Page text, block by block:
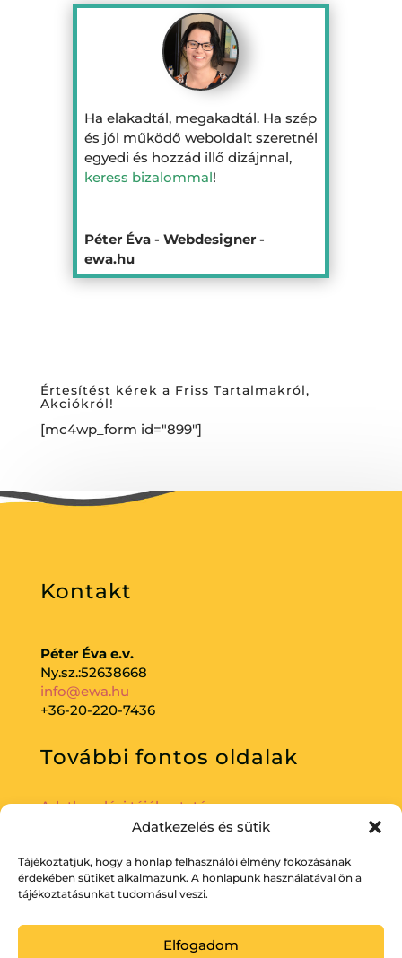
Adatkezelés és sütik
Tájékoztatjuk, hogy a honlap felhasználói élmény fokozásának
érdekében sütiket alkalmazunk. A honlapunk használatával ön a
tájékoztatásunkat tudomásul veszi.
Elfogadom
Ha elakadtál, megakadtál. Ha szép
és jól működő weboldalt szeretnél
egyedi és hozzád illő dizájnnal,
keress bizalommal!
Péter Éva - Webdesigner -
ewa.hu
Értesítést kérek a Friss Tartalmakról,
Akciókról!
[mc4wp_form id="899"]
Kontakt
Péter Éva e.v.
Ny.sz.:52638668
info@ewa.hu
+36-20-220-7436
További fontos oldalak
Adatkezelési tájékoztató